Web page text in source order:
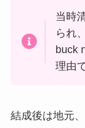
当時
られ
buck
理由
結成後は地元